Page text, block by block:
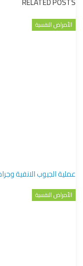
الأمراض النفسية
عملية الجيوب الانفية
الأمراض النفسية